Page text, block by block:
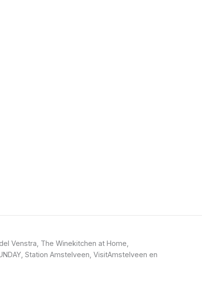
Venstra, The Winekitchen at Home,
Station Amstelveen, VisitAmstelveen en